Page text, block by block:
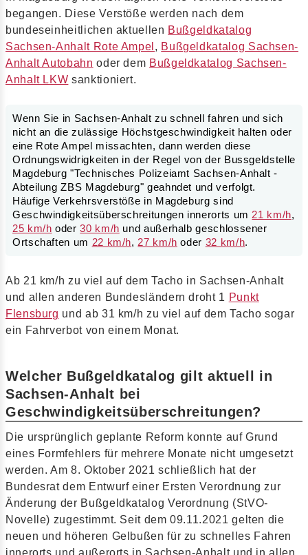
begangen. Diese Verstöße werden nach dem
bundeseinheitlichen aktuellen Bußgeldkatalog
Sachsen-Anhalt Rote Ampel , Bußgeldkatalog Sachsen-
Anhalt Autobahn oder dem Bußgeldkatalog Sachsen-
Anhalt LKW sanktioniert.
Wenn Sie in Sachsen-Anhalt zu schnell fahren und sich
nicht an die zulässige Höchstgeschwindigkeit halten oder
eine Rote Ampel missachten, dann werden diese
Ordnungswidrigkeiten in der Regel von der Bussgeldstelle
Magdeburg "Technisches Polizeiamt Sachsen-Anhalt -
Abteilung ZBS Magdeburg" geahndet und verfolgt.
Häufige Verkehrsverstöße in Magdeburg sind
Geschwindigkeitsüberschreitungen innerorts um 21 km/h,
25 km/h oder30 km/h und außerhalb geschlossener
Ortschaften um 22 km/h, 27 km/h oder 32 km/h.
Ab 21 km/h zu viel auf dem Tacho in Sachsen-Anhalt
und allen anderen Bundesländern droht 1 Punkt
Flensburg und ab 31 km/h zu viel auf dem Tacho sogar
ein Fahrverbot von einem Monat.
Welcher Bußgeldkatalog gilt aktuell in
Sachsen-Anhalt bei
Geschwindigkeitsüberschreitungen?
Die ursprünglich geplante Reform konnte auf Grund
eines Formfehlers für mehrere Monate nicht umgesetzt
werden. Am 8. Oktober 2021 schließlich hat der
Bundesrat dem Entwurf einer Ersten Verordnung zur
Änderung der Bußgeldkatalog Verordnung (StVO-
Novelle) zugestimmt. Seit dem 09.11.2021 gelten die
neuen und höheren Gelbußen für zu schnelles Fahren
innerorts und außerorts in Sachsen-Anhalt und in allen